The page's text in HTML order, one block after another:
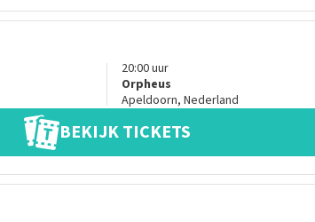
20:00uur
Orpheus
Apeldoorn, Nederland
BEKIJK TICKETS